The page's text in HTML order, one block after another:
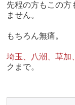
先程の方もこの方
ません。
もちろん無痛。
埼玉、八潮、草加
クまで。